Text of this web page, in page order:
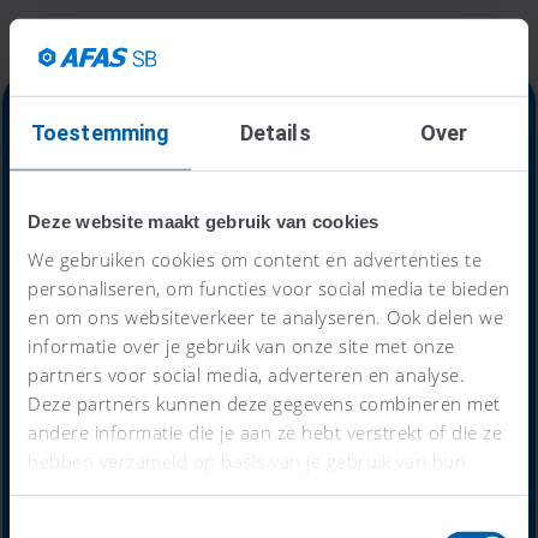
Toestemming Details Over
Deze website maakt gebruik van cookies
We gebruiken cookies om content en advertenties te
personaliseren, om functies voor social media te bieden
en om ons websiteverkeer te analyseren. Ook delen we
informatie over je gebruik van onze site met onze
partners voor social media, adverteren en analyse.
Deze partners kunnen deze gegevens combineren met
andere informatie die je aan ze hebt verstrekt of die ze
hebben verzameld op basis van je gebruik van hun
services.
€59
per maand
Probeer nu 30 dagen gratis